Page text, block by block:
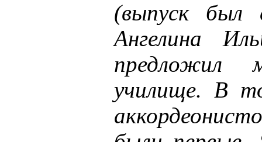
(выпуск
Ангелина
предложил
училище. В